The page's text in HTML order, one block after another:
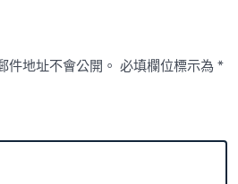
件地址不會公開。 必填欄位標示為*